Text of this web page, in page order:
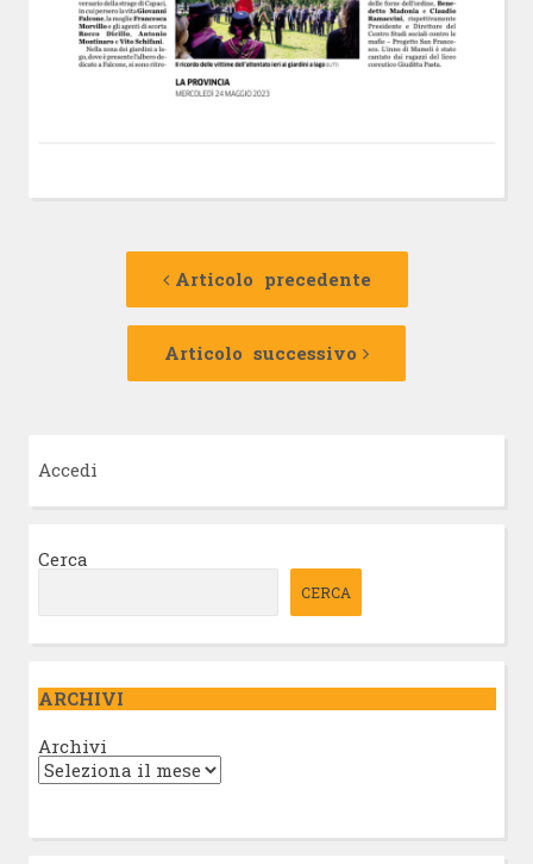
Navigazione
Articolo precedente
Articolo
Articolo successivo
Articolo
Accedi
Cerca
CERCA
ARCHIVI
Archivi